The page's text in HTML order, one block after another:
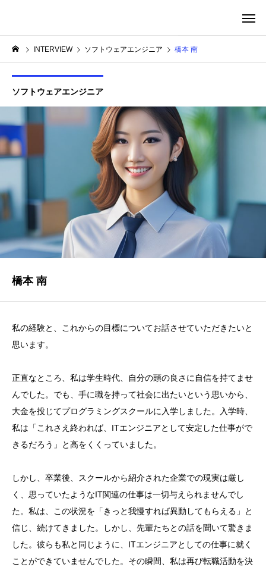
INTERVIEW ソフトウェアエンジニア 橋本 南
ソフトウェアエンジニア
橋本 南
私の経験と、これからの目標についてお話させていただきたいと
思います。
正直なところ、私は学生時代、自分の頭の良さに自信を持てませ
んでした。でも、手に職を持って社会に出たいという思いから、
大金を投じてプログラミングスクールに入学しました。入学時、
私は「これさえ終われば、ITエンジニアとして安定した仕事がで
きるだろう」と高をくくっていました。
しかし、卒業後、スクールから紹介された企業での現実は厳し
く、思っていたようなIT関連の仕事は一切与えられませんでし
た。私は、この状況を「きっと我慢すれば異動してもらえる」と
信じ、続けてきました。しかし、先輩たちとの話を聞いて驚きま
した。彼らも私と同じように、ITエンジニアとしての仕事に就く
ことができていませんでした。その瞬間、私は再び転職活動を決